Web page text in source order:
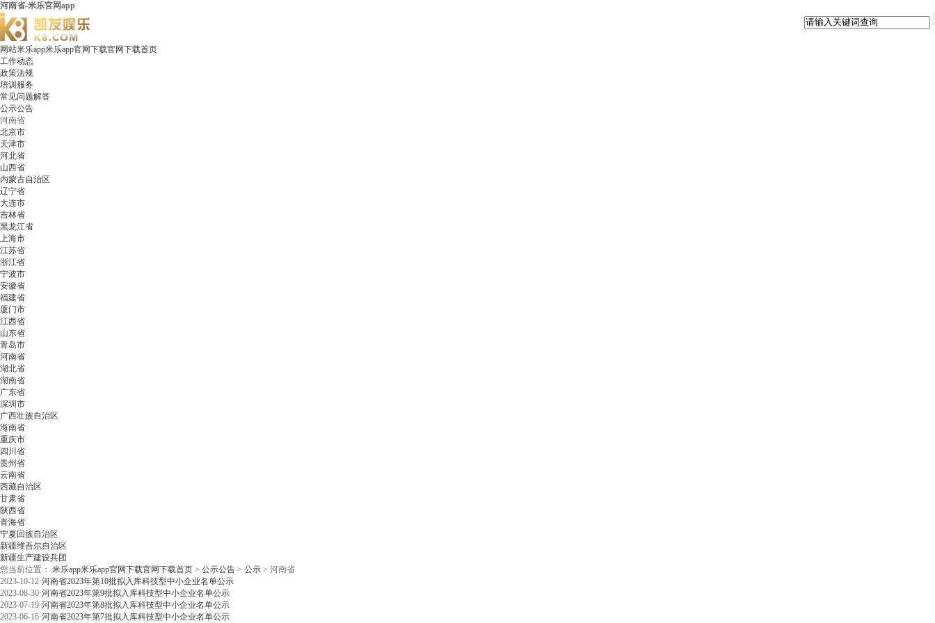
河南省-米乐官网app
网站米乐app米乐app官网下载官网下载首页
工作动态
政策法规
培训服务
常见问题解答
公示公告
河南省
北京市
天津市
河北省
山西省
内蒙古自治区
辽宁省
大连市
吉林省
黑龙江省
上海市
江苏省
浙江省
宁波市
安徽省
福建省
厦门市
江西省
山东省
青岛市
河南省
湖北省
湖南省
广东省
深圳市
广西壮族自治区
海南省
重庆市
四川省
贵州省
云南省
西藏自治区
甘肃省
陕西省
青海省
宁夏回族自治区
新疆维吾尔自治区
新疆生产建设兵团
您当前位置： 米乐app米乐app官网下载官网下载首页 > 公示公告 > 公示 > 河南省
2023-10-12·河南省2023年第10批拟入库科技型中小企业名单公示
2023-08-30·河南省2023年第9批拟入库科技型中小企业名单公示
2023-07-19·河南省2023年第8批拟入库科技型中小企业名单公示
2023-06-16·河南省2023年第7批拟入库科技型中小企业名单公示